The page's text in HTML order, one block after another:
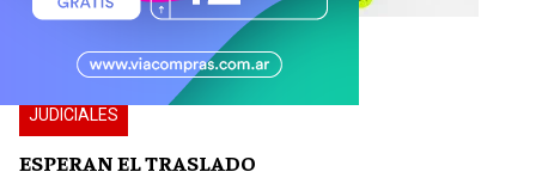
JUDICIALES
ESPERAN EL TRASLADO